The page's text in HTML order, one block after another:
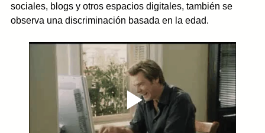
sociales, blogs y otros espacios digitales, también se
observa una discriminación basada en la edad.